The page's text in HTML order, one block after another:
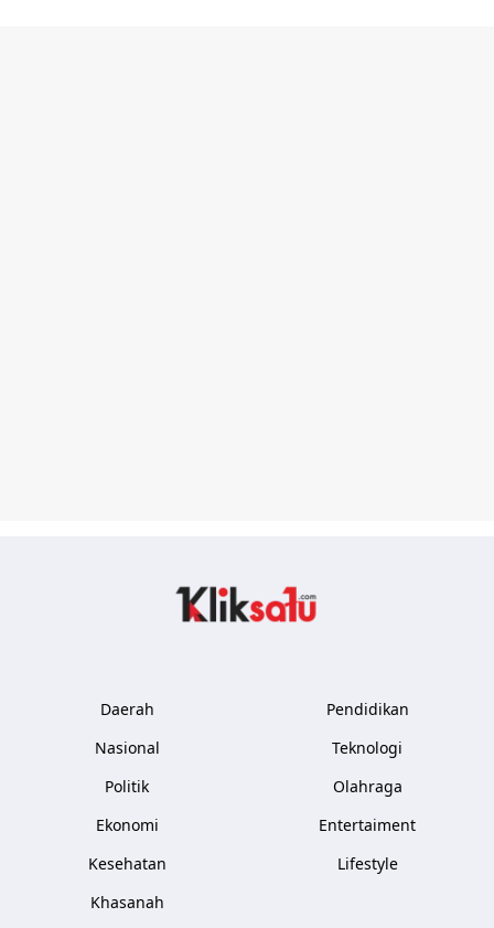
Daerah
Nasional
Politik
Ekonomi
Kesehatan
Khasanah
Pendidikan
Teknologi
Olahraga
Entertaiment
Lifestyle